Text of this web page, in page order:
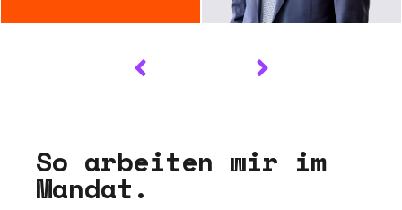
So arbeiten wir im
Mandat.